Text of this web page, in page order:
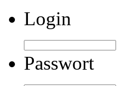
Login
Passwort